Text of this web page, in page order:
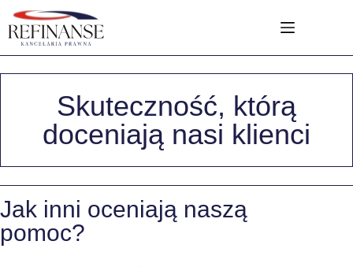
Skuteczność, którą
doceniają nasi klienci
Jak inni oceniają naszą
pomoc?